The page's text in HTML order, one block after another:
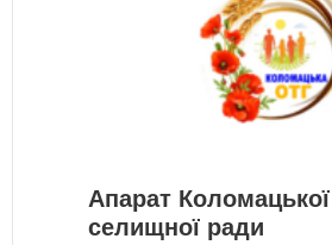
Апарат Коломацької
селищної ради